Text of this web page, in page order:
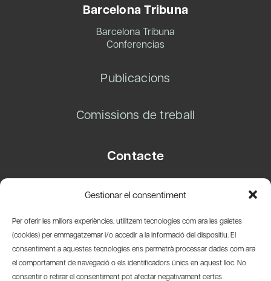
Gestionar el consentiment
Per oferir les millors experiències, utilitzem tecnologies com ara les galetes
(cookies) per emmagatzemar i/o accedir a la informació del dispositiu. El
consentiment a aquestes tecnologies ens permetrà processar dades com ara
el comportament de navegació o els identificadors únics en aquest lloc. No
consentir o retirar el consentiment pot afectar negativament certes
Barcelona Tribuna
Barcelona Tribuna
Conferencias
Publicacions
Comissions de treball
Contacte
08003 Barcelona
info@amicsdelpais.com
Suscripció Newsletter